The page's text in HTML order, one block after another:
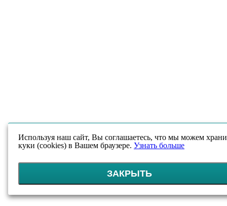
Используя наш сайт, Вы соглашаетесь, что мы можем
куки (cookies) в Вашем браузере. Узнать больше
ЗАКРЫТЬ